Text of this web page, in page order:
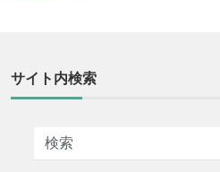
サイト内検索